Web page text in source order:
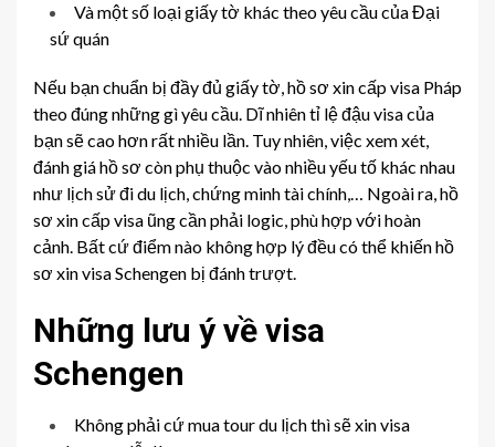
Và một số loại giấy tờ khác theo yêu cầu của Đại
sứ quán
Nếu bạn chuẩn bị đầy đủ giấy tờ, hồ sơ xin cấp visa Pháp
theo đúng những gì yêu cầu. Dĩ nhiên tỉ lệ đậu visa của
bạn sẽ cao hơn rất nhiều lần. Tuy nhiên, việc xem xét,
đánh giá hồ sơ còn phụ thuộc vào nhiều yếu tố khác nhau
như lịch sử đi du lịch, chứng minh tài chính,… Ngoài ra, hồ
sơ xin cấp visa ũng cần phải logic, phù hợp với hoàn
cảnh. Bất cứ điểm nào không hợp lý đều có thể khiến hồ
sơ xin visa Schengen bị đánh trượt.
Những lưu ý về visa
Schengen
Không phải cứ mua tour du lịch thì sẽ xin visa